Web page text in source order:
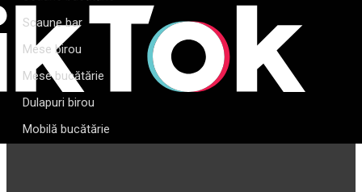
Scaune bar
Mese birou
Mese bucătărie
Dulapuri birou
Mobilă bucătărie